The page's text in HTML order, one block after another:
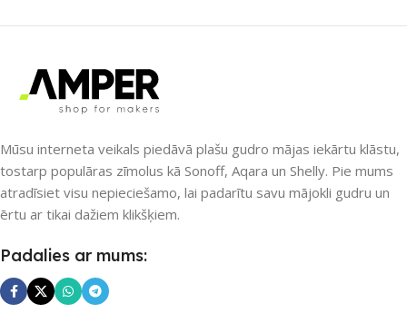
SKAITS
Mūsu interneta veikals piedāvā plašu gudro mājas iekārtu klāstu,
tostarp populāras zīmolus kā Sonoff, Aqara un Shelly. Pie mums
atradīsiet visu nepieciešamo, lai padarītu savu mājokli gudru un
ērtu ar tikai dažiem klikšķiem.
Padalies ar mums: